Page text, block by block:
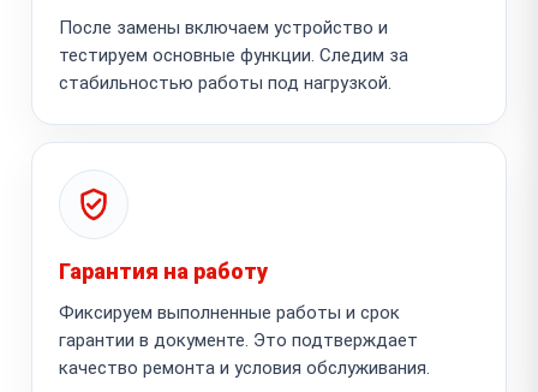
После замены включаем устройство и
тестируем основные функции. Следим за
стабильностью работы под нагрузкой.
Гарантия на работу
Фиксируем выполненные работы и срок
гарантии в документе. Это подтверждает
качество ремонта и условия обслуживания.